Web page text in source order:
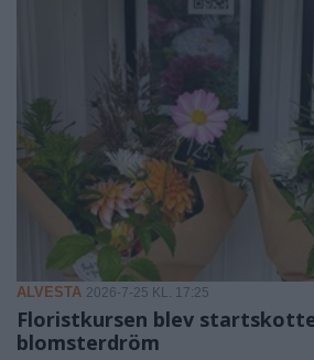
ALVESTA 2026-7-25 KL. 17:25
Floristkursen blev
blomsterdröm